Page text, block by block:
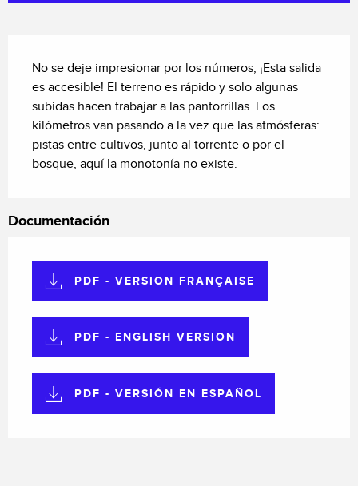
No se deje impresionar por los números, ¡Esta salida
es accesible! El terreno es rápido y solo algunas
subidas hacen trabajar a las pantorrillas. Los
kilómetros van pasando a la vez que las atmósferas:
pistas entre cultivos, junto al torrente o por el
bosque, aquí la monotonía no existe.
Documentación
PDF - VERSION FRANÇAISE
PDF - ENGLISH VERSION
PDF - VERSIÓN EN ESPAÑOL